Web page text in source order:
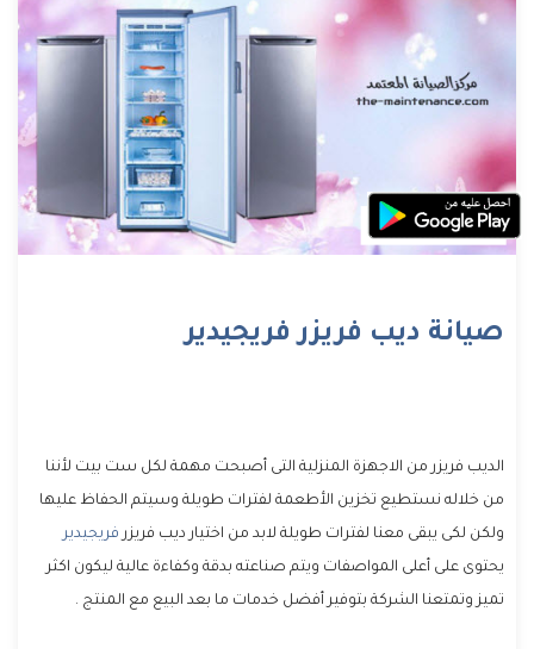
صيانة ديب فريزر فريجيدير
الديب فريزر من الاجهزة المنزلية التى أصبحت مهمة لكل ست بيت لأننا
من خلاله نستطيع تخزين الأطعمة لفترات طويلة وسيتم الحفاظ عليها
ولكن لكى يبقى معنا لفترات طويلة لابد من اختيار ديب فريزر فريجيدير
يحتوى على أعلى المواصفات ويتم صناعته بدقة وكفاءة عالية ليكون اكثر
تميز وتمتعنا الشركة بتوفير أفضل خدمات ما بعد البيع مع المنتج .